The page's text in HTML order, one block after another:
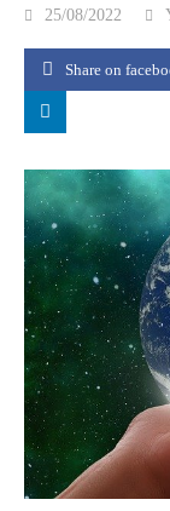
25/08/2022
Share on